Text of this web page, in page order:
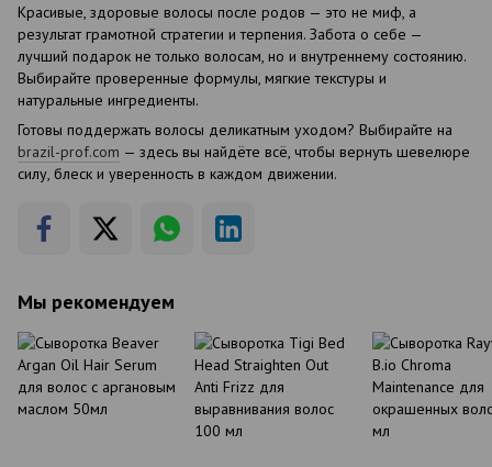
Красивые, здоровые волосы после родов — это не миф, а
результат грамотной стратегии и терпения. Забота о себе —
лучший подарок не только волосам, но и внутреннему состоянию.
Выбирайте проверенные формулы, мягкие текстуры и
натуральные ингредиенты.
Готовы поддержать волосы деликатным уходом? Выбирайте на
brazil-prof.com — здесь вы найдёте всё, чтобы вернуть шевелюре
силу, блеск и уверенность в каждом движении.
Мы рекомендуем